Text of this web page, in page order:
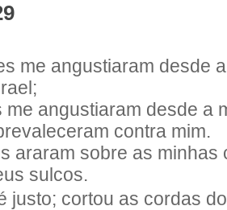
me angustiaram desde
me angustiaram desde a
contra mim.
araram sobre as minhas
sulcos.
justo; cortou as cordas